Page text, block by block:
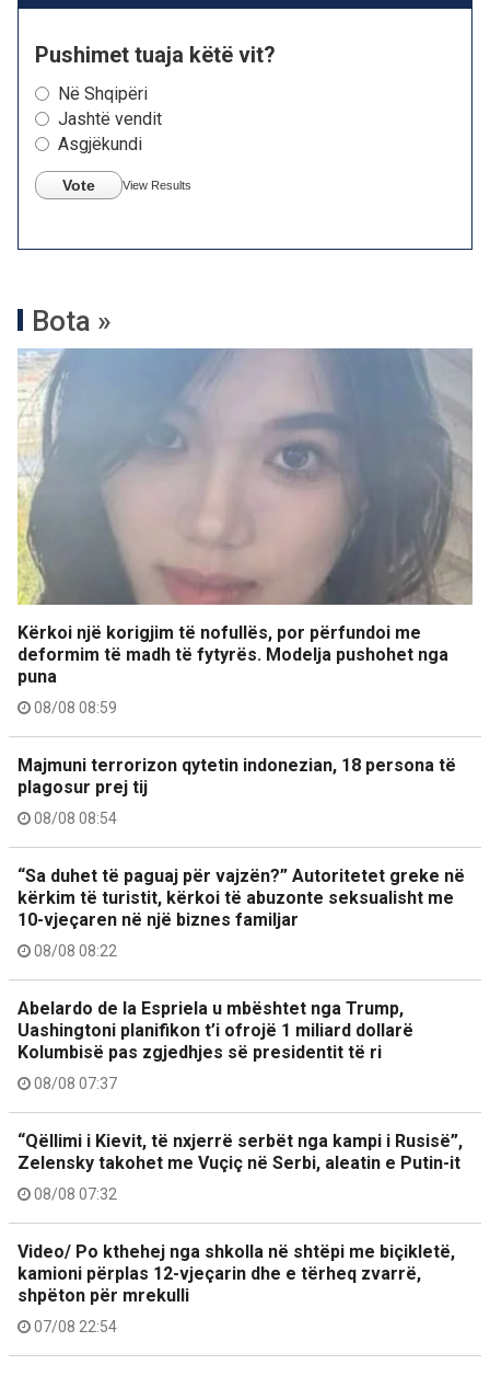
Pushimet tuaja këtë vit?
Në Shqipëri
Jashtë vendit
Asgjëkundi
Vote View Results
Bota »
Kërkoi një korigjim të nofullës, por përfundoi me
deformim të madh të fytyrës. Modelja pushohet nga
puna
08/08 08:59
Majmuni terrorizon qytetin indonezian, 18 persona të
plagosur prej tij
08/08 08:54
“Sa duhet të paguaj për vajzën?” Autoritetet greke në
kërkim të turistit, kërkoi të abuzonte seksualisht me
10-vjeçaren në një biznes familjar
08/08 08:22
Abelardo de la Espriela u mbështet nga Trump,
Uashingtoni planifikon t’i ofrojë 1 miliard dollarë
Kolumbisë pas zgjedhjes së presidentit të ri
08/08 07:37
“Qëllimi i Kievit, të nxjerrë serbët nga kampi i Rusisë”,
Zelensky takohet me Vuçiç në Serbi, aleatin e Putin-it
08/08 07:32
Video/ Po kthehej nga shkolla në shtëpi me biçikletë,
kamioni përplas 12-vjeçarin dhe e tërheq zvarrë,
shpëton për mrekulli
07/08 22:54